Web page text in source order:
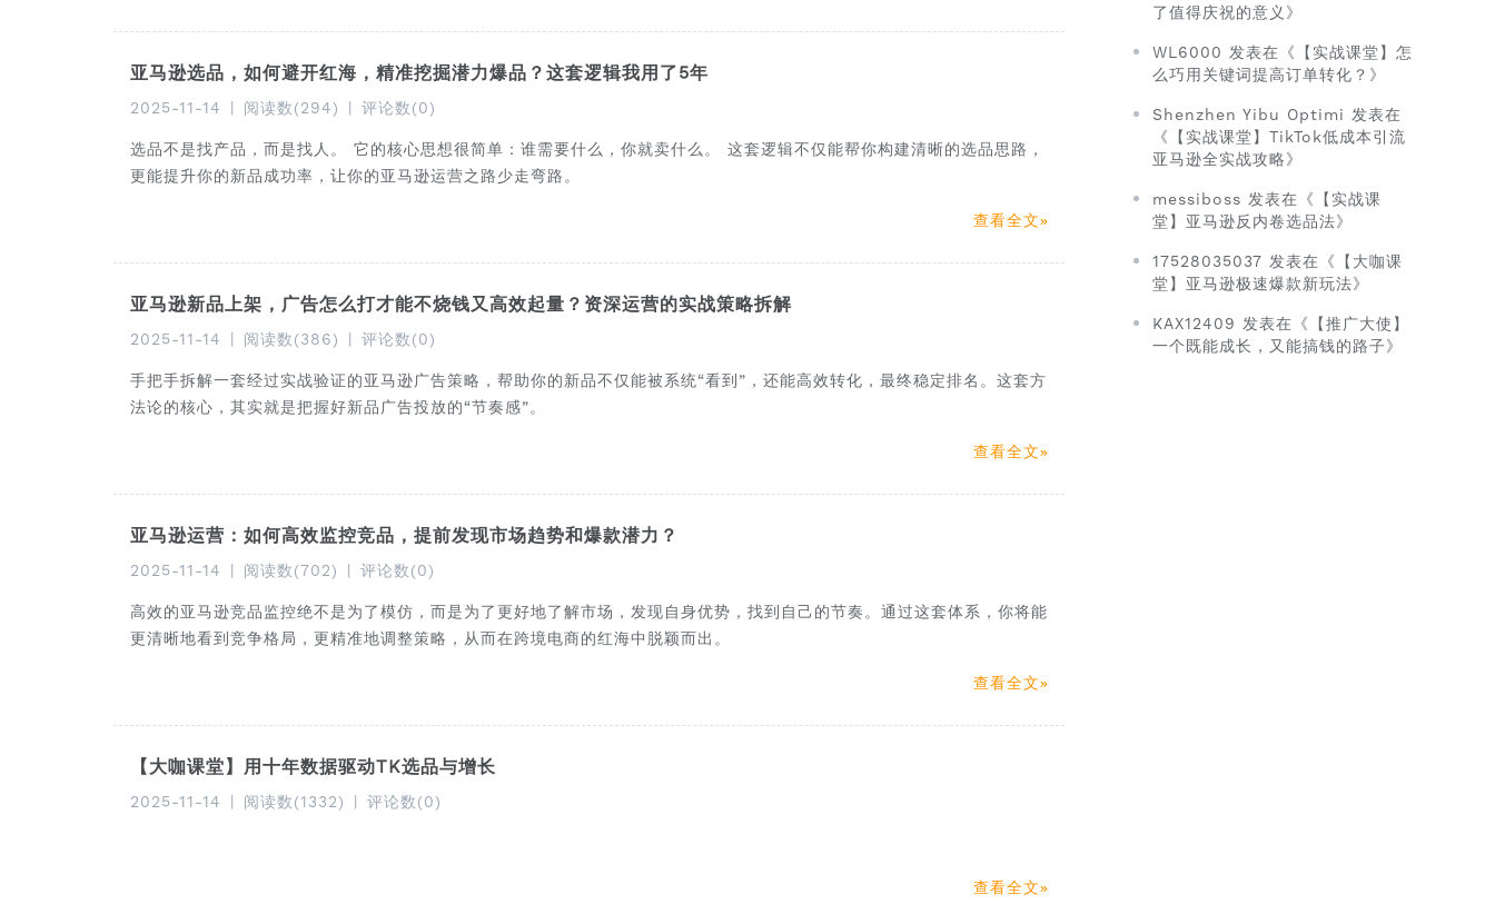
亚马逊选品，如何避开红海，精准挖掘潜力爆品？这套逻辑我用了5年
2025-11-14 阅读数(294) 评论数(0)
选品不是找产品，而是找人。 它的核心思想很简单：谁需要什么，你就卖什么。 这套逻辑不仅能帮你构建清晰的选品思路，
更能提升你的新品成功率，让你的亚马逊运营之路少走弯路。
查看全文
亚马逊新品上架，广告怎么打才能不烧钱又高效起量？资深运营的实战策略拆解
2025-11-14 阅读数(386) 评论数(0)
手把手拆解一套经过实战验证的亚马逊广告策略，帮助你的新品不仅能被系统“看到”，还能高效转化，最终稳定排名。这套方
法论的核心，其实就是把握好新品广告投放的“节奏感”。
查看全文
亚马逊运营：如何高效监控竞品，提前发现市场趋势和爆款潜力？
2025-11-14 阅读数(702) 评论数(0)
高效的亚马逊竞品监控绝不是为了模仿，而是为了更好地了解市场，发现自身优势，找到自己的节奏。通过这套体系，你将能
更清晰地看到竞争格局，更精准地调整策略，从而在跨境电商的红海中脱颖而出。
查看全文
【大咖课堂】用十年数据驱动TK选品与增长
2025-11-14 阅读数(1332) 评论数(0)
查看全文
了值得庆祝的意义》
WL6000 发表在《【实战课堂】怎
么巧用关键词提高订单转化？》
Shenzhen Yibu Optimi 发表在
《【实战课堂】TikTok低成本引流
亚马逊全实战攻略》
messiboss 发表在《【实战课
堂】亚马逊反内卷选品法》
17528035037 发表在《【大咖课
堂】亚马逊极速爆款新玩法》
KAX12409 发表在《【推广大使】
一个既能成长，又能搞钱的路子》